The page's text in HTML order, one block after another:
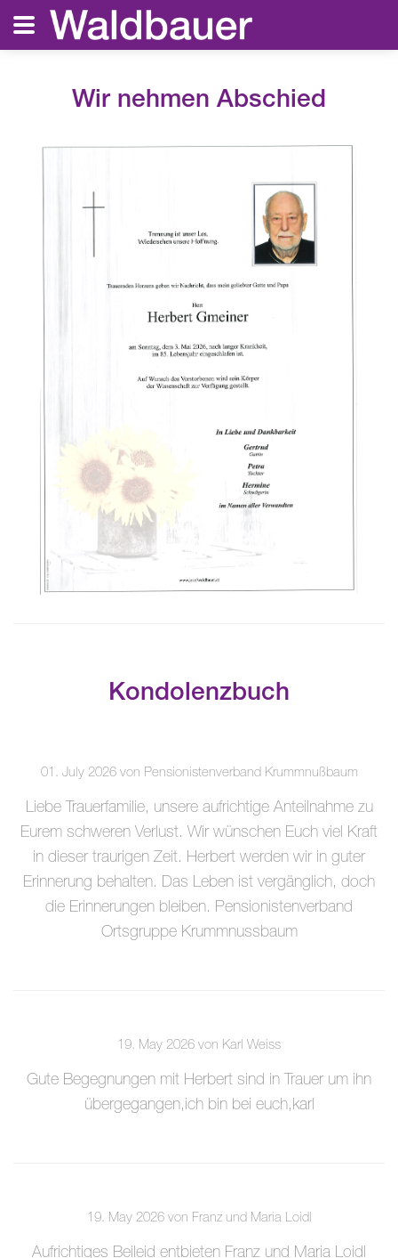
Wir nehmen Abschied
Kondolenzbuch
01. July 2026 von Pensionistenverband Krummnußbaum
Liebe Trauerfamilie, unsere aufrichtige Anteilnahme zu
Eurem schweren Verlust. Wir wünschen Euch viel Kraft
in dieser traurigen Zeit. Herbert werden wir in guter
Erinnerung behalten. Das Leben ist vergänglich, doch
die Erinnerungen bleiben. Pensionistenverband
Ortsgruppe Krummnussbaum
19. May 2026 von Karl Weiss
Gute Begegnungen mit Herbert sind in Trauer um ihn
übergegangen,ich bin bei euch,karl
19. May 2026 von Franz und Maria Loidl
Aufrichtiges Beileid entbieten Franz und Maria Loidl